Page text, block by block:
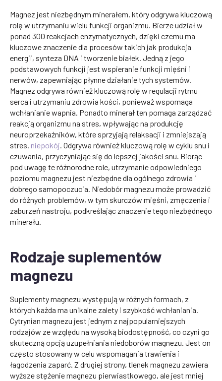
Magnez jest niezbędnym minerałem, który odgrywa kluczową
rolę w utrzymaniu wielu funkcji organizmu. Bierze udział w
ponad 300 reakcjach enzymatycznych, dzięki czemu ma
kluczowe znaczenie dla procesów takich jak produkcja
energii, synteza DNA i tworzenie białek. Jedną z jego
podstawowych funkcji jest wspieranie funkcji mięśni i
nerwów, zapewniając płynne działanie tych systemów.
Magnez odgrywa również kluczową rolę w regulacji rytmu
serca i utrzymaniu zdrowia kości, ponieważ wspomaga
wchłanianie wapnia. Ponadto minerał ten pomaga zarządzać
reakcją organizmu na stres, wpływając na produkcję
neuroprzekaźników, które sprzyjają relaksacji i zmniejszają
stres. niepokój. Odgrywa również kluczową rolę w cyklu snu i
czuwania, przyczyniając się do lepszej jakości snu. Biorąc
pod uwagę te różnorodne role, utrzymanie odpowiedniego
poziomu magnezu jest niezbędne dla ogólnego zdrowia i
dobrego samopoczucia. Niedobór magnezu może prowadzić
do różnych problemów, w tym skurczów mięśni, zmęczenia i
zaburzeń nastroju, podkreślając znaczenie tego niezbędnego
minerału.
Rodzaje suplementów
magnezu
Suplementy magnezu występują w różnych formach, z
których każda ma unikalne zalety i szybkość wchłaniania.
Cytrynian magnezu jest jednym z najpopularniejszych
rodzajów ze względu na wysoką biodostępność, co czyni go
skuteczną opcją uzupełniania niedoborów magnezu. Jest on
często stosowany w celu wspomagania trawienia i
łagodzenia zaparć. Z drugiej strony, tlenek magnezu zawiera
wyższe stężenie magnezu pierwiastkowego, ale jest mniej